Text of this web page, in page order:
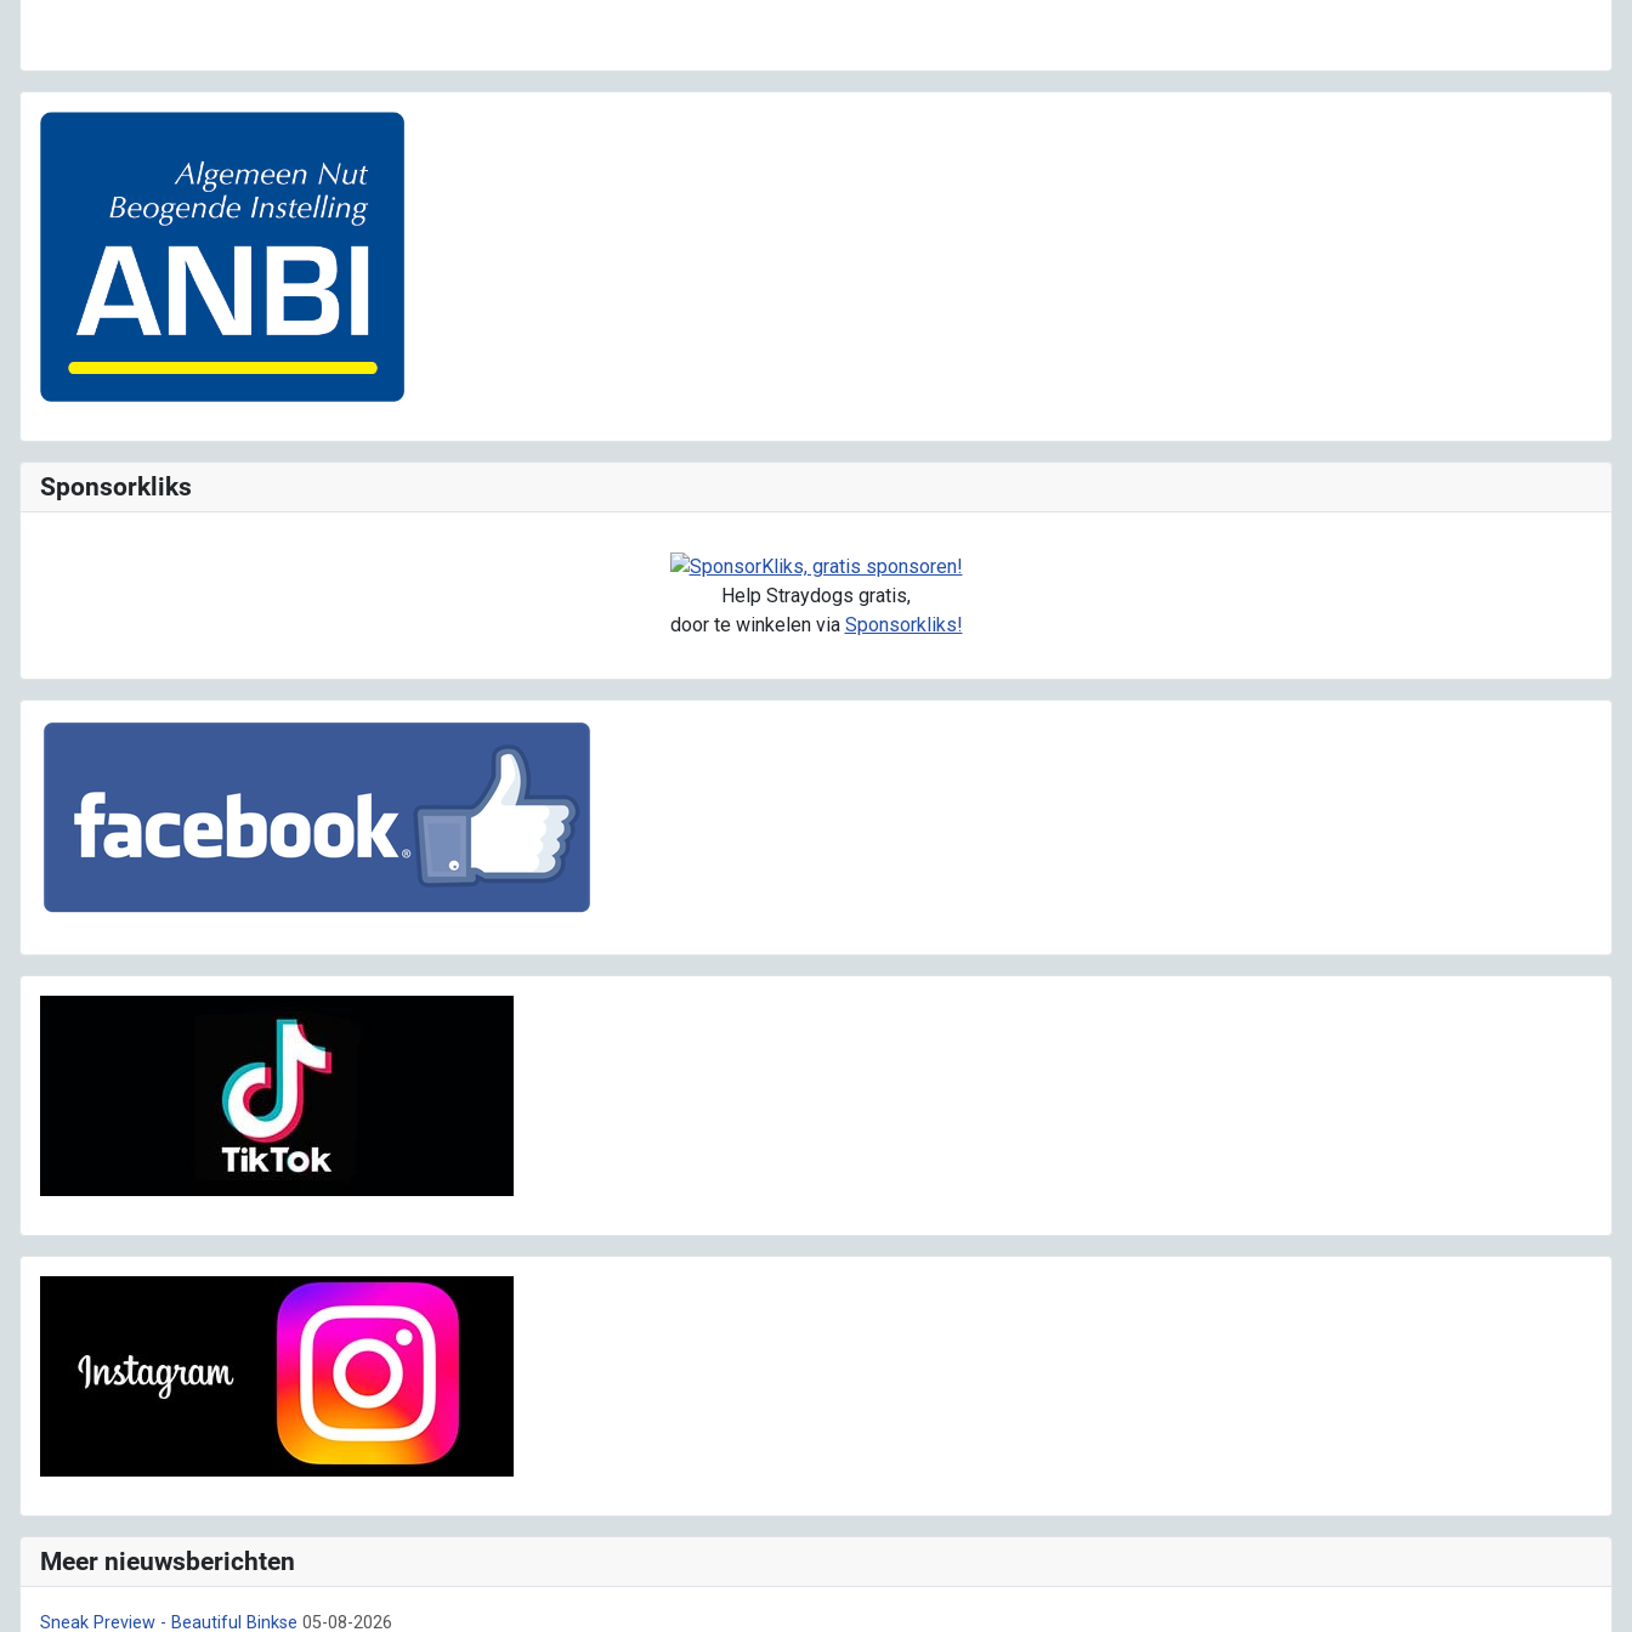
Sponsorkliks
Help Straydogs gratis,
door te winkelen via Sponsorkliks!
Meer nieuwsberichten
Sneak Preview - Beautiful Binkse 05-08-2026